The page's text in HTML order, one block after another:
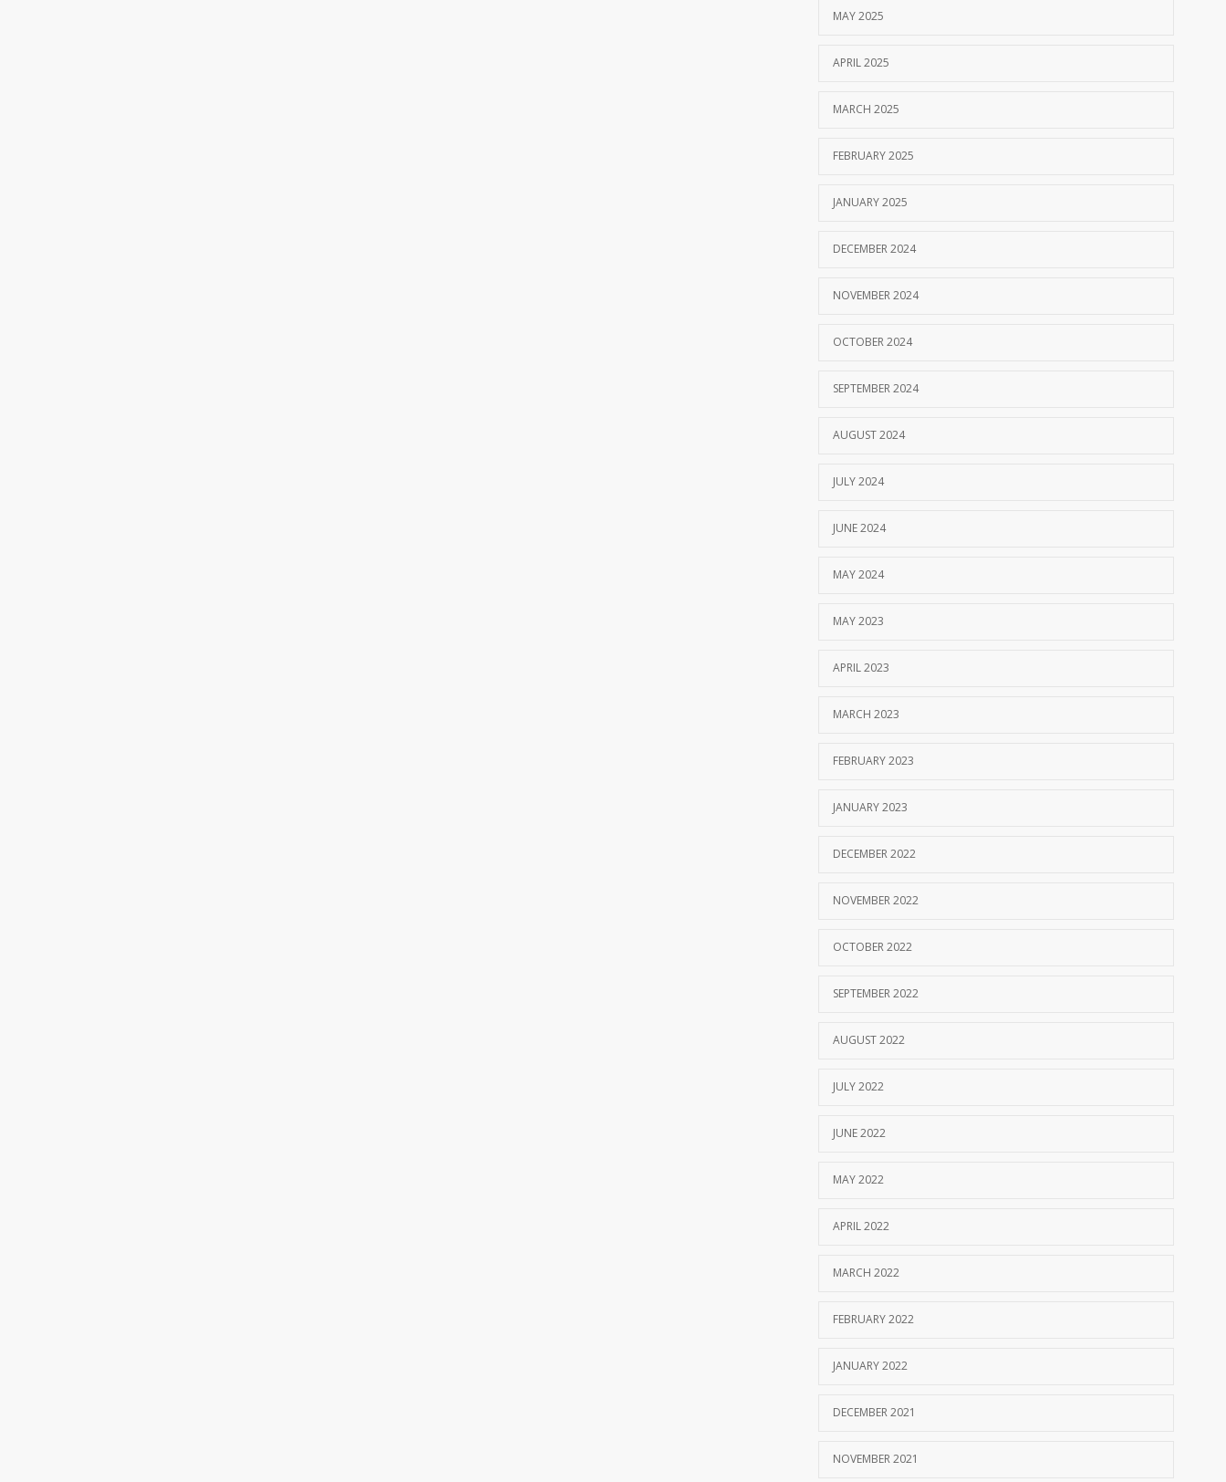
MAY 2025
APRIL 2025
MARCH 2025
FEBRUARY 2025
JANUARY 2025
DECEMBER 2024
NOVEMBER 2024
OCTOBER 2024
SEPTEMBER 2024
AUGUST 2024
JULY 2024
JUNE 2024
MAY 2024
MAY 2023
APRIL 2023
MARCH 2023
FEBRUARY 2023
JANUARY 2023
DECEMBER 2022
NOVEMBER 2022
OCTOBER 2022
SEPTEMBER 2022
AUGUST 2022
JULY 2022
JUNE 2022
MAY 2022
APRIL 2022
MARCH 2022
FEBRUARY 2022
JANUARY 2022
DECEMBER 2021
NOVEMBER 2021